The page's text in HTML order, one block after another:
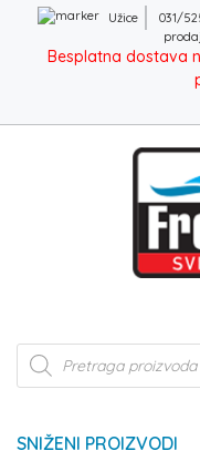
Užice 031/
Besplatna dostava
Products
search
SNIŽENI PROIZVODI